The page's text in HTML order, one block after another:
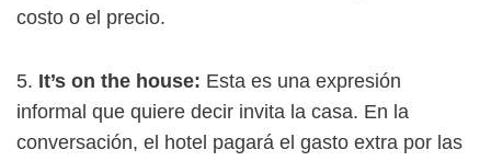
costo o el precio.
5. It’s on the house: Esta es una expresión
informal que quiere decir invita la casa. En la
conversación, el hotel pagará el gasto extra por las